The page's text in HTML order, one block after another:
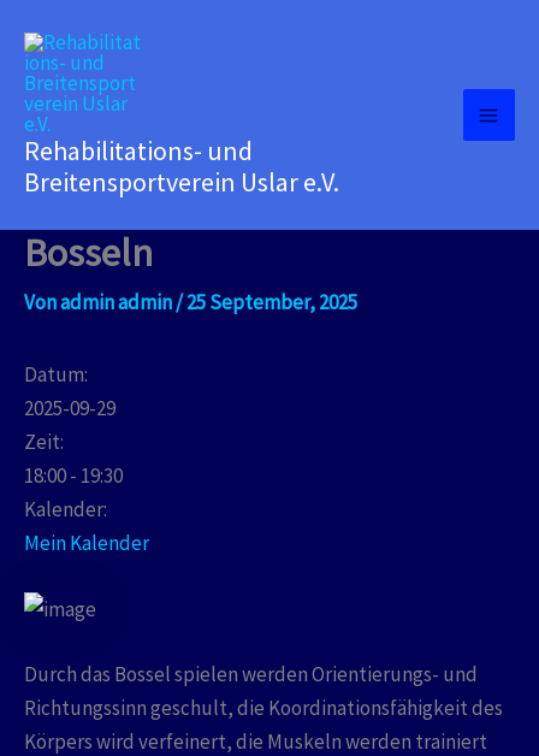
Inhalt
springen
Rehabilitations- und
Breitensportverein Uslar e.V.
Bosseln
Vonadmin admin/25 September, 2025
Datum:
2025-09-29
Zeit:
18:00- 19:30
Kalender:
Mein Kalender
Durch das Bossel spielen werden Orientierungs- und
Richtungssinn geschult, die Koordinationsfähigkeit des
Körpers wird verfeinert, die Muskeln werden trainiert